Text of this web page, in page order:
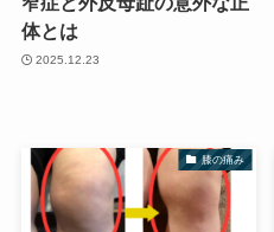
体とは
2025.12.23
膝の痛み